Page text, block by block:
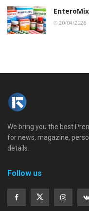
20/04/2026
We bring you the best
for news, magazine,
details.
Follow us